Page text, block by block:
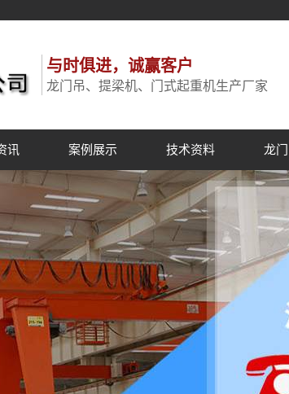
与时俱进，诚赢客户
龙门吊、提梁机、门式起重机生产厂家
讯 案例展示 技术资料 龙